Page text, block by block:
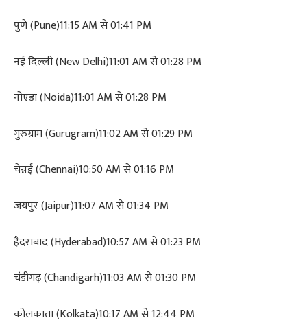
पुणे (Pune)11:15 AM से 01:41 PM
नई दिल्ली (New Delhi)11:01 AM से 01:28 PM
नोएडा (Noida)11:01 AM से 01:28 PM
गुरुग्राम (Gurugram)11:02 AM से 01:29 PM
चेन्नई (Chennai)10:50 AM से 01:16 PM
जयपुर (Jaipur)11:07 AM से 01:34 PM
हैदराबाद (Hyderabad)10:57 AM से 01:23 PM
चंडीगढ़ (Chandigarh)11:03 AM से 01:30 PM
कोलकाता (Kolkata)10:17 AM से 12:44 PM